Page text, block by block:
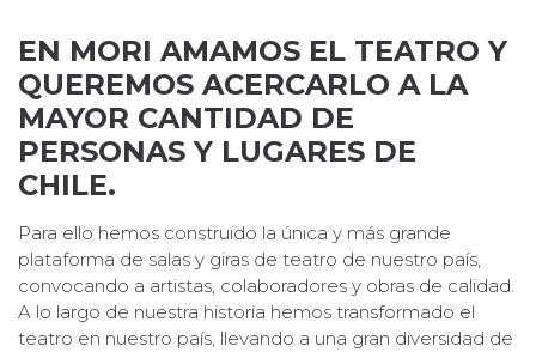
EN MORI AMAMOS EL TEATRO Y
QUEREMOS ACERCARLO A LA
MAYOR CANTIDAD DE
PERSONAS Y LUGARES DE
CHILE.
Para ello hemos construido la única y más grande
plataforma de salas y giras de teatro de nuestro país,
convocando a artistas, colaboradores y obras de calidad.
A lo largo de nuestra historia hemos transformado el
teatro en nuestro país, llevando a una gran diversidad de